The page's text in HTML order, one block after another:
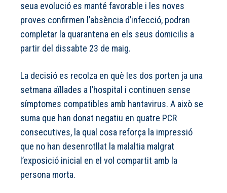
seua evolució es manté favorable i les noves
proves confirmen l’absència d’infecció, podran
completar la quarantena en els seus domicilis a
partir del dissabte 23 de maig.
La decisió es recolza en què les dos porten ja una
setmana aïllades a l’hospital i continuen sense
símptomes compatibles amb hantavirus. A això se
suma que han donat negatiu en quatre PCR
consecutives, la qual cosa reforça la impressió
que no han desenrotllat la malaltia malgrat
l’exposició inicial en el vol compartit amb la
persona morta.